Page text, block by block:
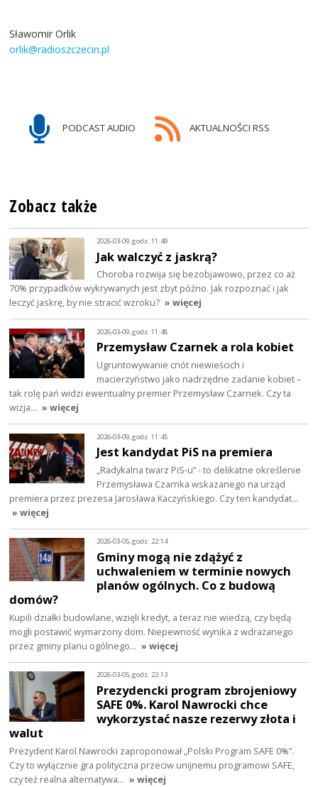
Sławomir Orlik
orlik@radioszczecin.pl
PODCAST AUDIO AKTUALNOŚCI RSS
Zobacz także
2026-03-09, godz. 11:49
Jak walczyć z jaskrą?
Choroba rozwija się bezobjawowo, przez co aż
70% przypadków wykrywanych jest zbyt późno. Jak rozpoznać i jak
leczyć jaskrę, by nie stracić wzroku? » więcej
2026-03-09, godz. 11:48
Przemysław Czarnek a rola kobiet
Ugruntowywanie cnót niewieścich i
macierzyństwo jako nadrzędne zadanie kobiet –
tak rolę pań widzi ewentualny premier Przemysław Czarnek. Czy ta
wizja… » więcej
2026-03-09, godz. 11:45
Jest kandydat PiS na premiera
„Radykalna twarz PiS-u” - to delikatne określenie
Przemysława Czarnka wskazanego na urząd
premiera przez prezesa Jarosława Kaczyńskiego. Czy ten kandydat…
» więcej
2026-03-05, godz. 22:14
Gminy mogą nie zdążyć z
uchwaleniem w terminie nowych
planów ogólnych. Co z budową
domów?
Kupili działki budowlane, wzięli kredyt, a teraz nie wiedzą, czy będą
mogli postawić wymarzony dom. Niepewność wynika z wdrażanego
przez gminy planu ogólnego… » więcej
2026-03-05, godz. 22:13
Prezydencki program zbrojeniowy
SAFE 0%. Karol Nawrocki chce
wykorzystać nasze rezerwy złota i
walut
Prezydent Karol Nawrocki zaproponował „Polski Program SAFE 0%”.
Czy to wyłącznie gra polityczna przeciw unijnemu programowi SAFE,
czy też realna alternatywa… » więcej